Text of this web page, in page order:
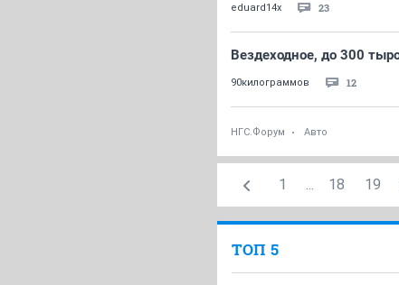
eduard14x 23
Вездеходное, до 300
90килограммов 12
НГС.Форум Авто
1 ... 18 19
ТОП 5